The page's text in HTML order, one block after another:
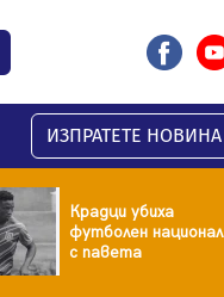
ИЗПРАТЕТЕ НОВИНА
Крадци убиха
футболен национал
с павета